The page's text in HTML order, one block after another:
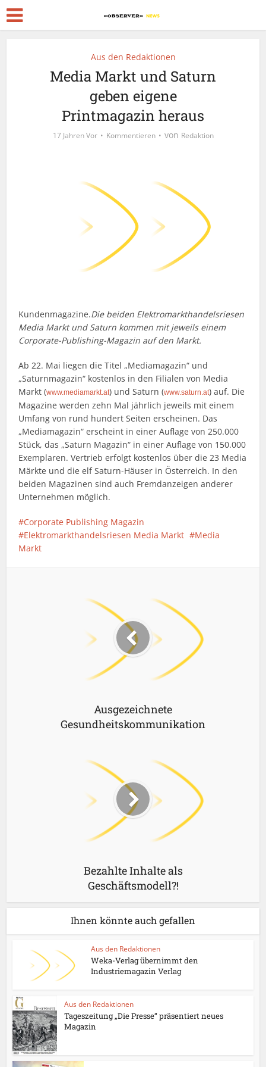
Aus den Redaktionen
Media Markt und Saturn
geben eigene
Printmagazin heraus
17 Jahren Vor Kommentieren von Redaktion
Kundenmagazine.Die beiden Elektromarkthandelsriesen
Media Markt und Saturn kommen mit jeweils einem
Corporate-Publishing-Magazin auf den Markt.
Ab 22. Mai liegen die Titel „Mediamagazin“ und
„Saturnmagazin“ kostenlos in den Filialen von Media
Markt (www.mediamarkt.at) und Saturn (www.saturn.at) auf. Die
Magazine werden zehn Mal jährlich jeweils mit einem
Umfang von rund hundert Seiten erscheinen. Das
„Mediamagazin“ erscheint in einer Auflage von 250.000
Stück, das „Saturn Magazin“ in einer Auflage von 150.000
Exemplaren. Vertrieb erfolgt kostenlos über die 23 Media
Märkte und die elf Saturn-Häuser in Österreich. In den
beiden Magazinen sind auch Fremdanzeigen anderer
Unternehmen möglich.
Corporate Publishing Magazin
Elektromarkthandelsriesen Media Markt
Media
Markt
Ausgezeichnete
Gesundheitskommunikation
Bezahlte Inhalte als
Geschäftsmodell?!
Ihnen könnte auch gefallen
Aus den Redaktionen
Weka-Verlag übernimmt den
Industriemagazin Verlag
Aus den Redaktionen
Tageszeitung „Die Presse“ präsentiert neues
Magazin